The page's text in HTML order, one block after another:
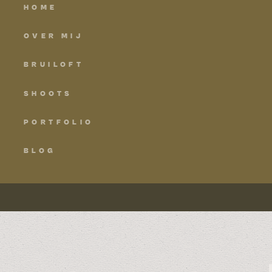
BLOG
PORTFOLIO
SHOOTS
BRUILOFT
OVER MIJ
HOME